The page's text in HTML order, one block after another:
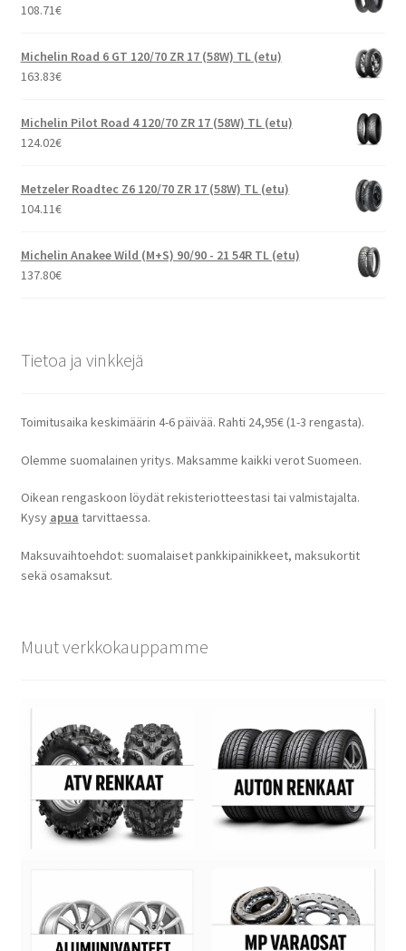
108.71€
Michelin Road 6 GT 120/70 ZR 17 (58W) TL (etu)
163.83€
Michelin Pilot Road 4 120/70 ZR 17 (58W) TL (etu)
124.02€
Metzeler Roadtec Z6 120/70 ZR 17 (58W) TL (etu)
104.11€
Michelin Anakee Wild (M+S) 90/90 - 21 54R TL (etu)
137.80€
Tietoa ja vinkkejä
Toimitusaika keskimäärin 4-6 päivää. Rahti 24,95€ (1-3 rengasta).
Olemme suomalainen yritys. Maksamme kaikki verot Suomeen.
Oikean rengaskoon löydät rekisteriotteestasi tai valmistajalta.
Kysy apua tarvittaessa.
Maksuvaihtoehdot: suomalaiset pankkipainikkeet, maksukortit
sekä osamaksut.
Muut verkkokauppamme